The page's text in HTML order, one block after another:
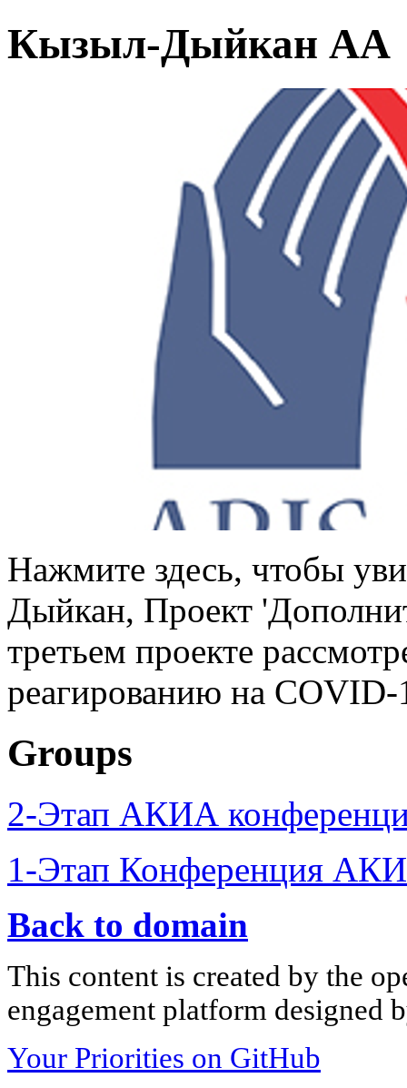
Кызыл-Дыйкан АА
Нажмите здесь, чтобы
Дыйкан, Проект
третьем проекте
реагированию на COVID-
Groups
2-Этап АКИА
1-Этап Конференция
Back to domain
This content is created by the
engagement platform designed
Your Priorities on GitHub